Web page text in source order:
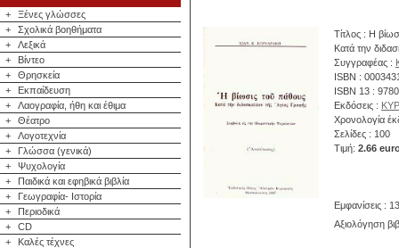
+
Ξένες γλώσσες
+
Σχολικά βοηθήματα
+
Λεξικά
+
Βίντεο
+
Θρησκεία
+
Εκπαίδευση
+
Λαογραφία, ήθη και έθιμα
+
Θέατρο
+
Λογοτεχνία
+
Γλώσσα (γενικά)
+
Ψυχολογία
+
Παιδικά και εφηβικά βιβλία
+
Γεωγραφία- Ιστορία
+
Περιοδικά
+
CD
+
Καλές τέχνες
Τίτλος : Η
Κατά την
Συγγραφέας :
ISBN :
ISBN 13 :
Εκδόσεις :
Χρονολογία
Σελίδες : 100
Τιμή: 2.66
Εμφανίσεις :
Αξιολόγηση